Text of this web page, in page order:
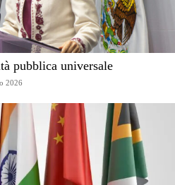
pubblica universale
2026